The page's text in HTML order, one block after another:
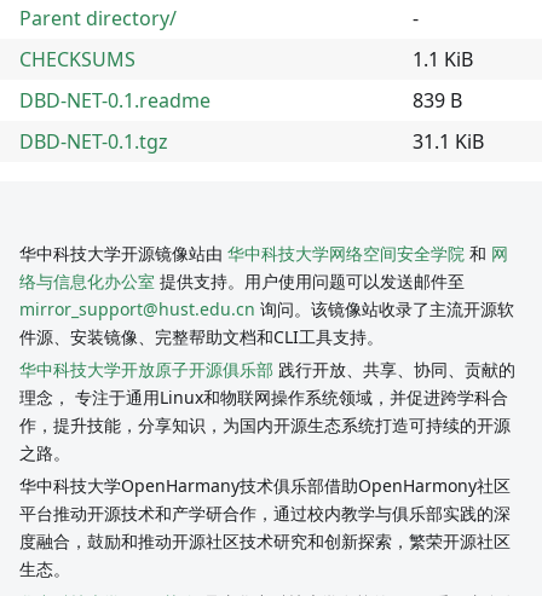
Parent directory/
-
CHECKSUMS
1.1 KiB
DBD-NET-0.1.readme
839 B
DBD-NET-0.1.tgz
31.1 KiB
华中科技大学开源镜像站由 华中科技大学网络空间安全学院 和 网
络与信息化办公室 提供支持。用户使用问题可以发送邮件至
mirror_support@hust.edu.cn 询问。该镜像站收录了主流开源软
件源、安装镜像、完整帮助文档和CLI工具支持。
华中科技大学开放原子开源俱乐部 践行开放、共享、协同、贡献的
理念， 专注于通用Linux和物联网操作系统领域，并促进跨学科合
作，提升技能，分享知识，为国内开源生态系统打造可持续的开源
之路。
华中科技大学OpenHarmany技术俱乐部借助OpenHarmony社区
平台推动开源技术和产学研合作，通过校内教学与俱乐部实践的深
度融合，鼓励和推动开源社区技术研究和创新探索，繁荣开源社区
生态。